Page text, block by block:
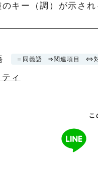
のキー（調）が示さ
＝同義語 ⇒関連項目 ⇔
ィ
こ